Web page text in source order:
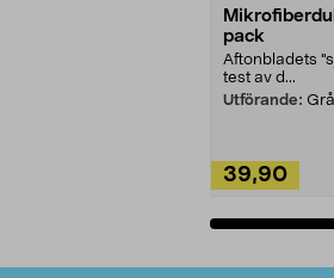
pack
Aftonbladets
test av d...
Utförande:
39,90